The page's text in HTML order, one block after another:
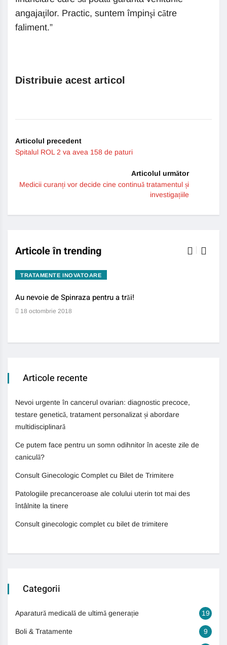
angajaţilor. Practic, suntem împinşi către
faliment.”
Distribuie acest articol
Articolul precedent
Spitalul ROL 2 va avea 158 de paturi
Articolul următor
Medicii curanți vor decide cine continuă tratamentul și
investigațiile
Articole în trending
TRATAMENTE INOVATOARE
Au nevoie de Spinraza pentru a trăi!
18 octombrie 2018
Articole recente
Nevoi urgente în cancerul ovarian: diagnostic precoce,
testare genetică, tratament personalizat și abordare
multidisciplinară
Ce putem face pentru un somn odihnitor în aceste zile de
caniculă?
Consult Ginecologic Complet cu Bilet de Trimitere
Patologiile precanceroase ale colului uterin tot mai des
întâlnite la tinere
Consult ginecologic complet cu bilet de trimitere
Categorii
Aparatură medicală de ultimă generație 19
Boli & Tratamente 9